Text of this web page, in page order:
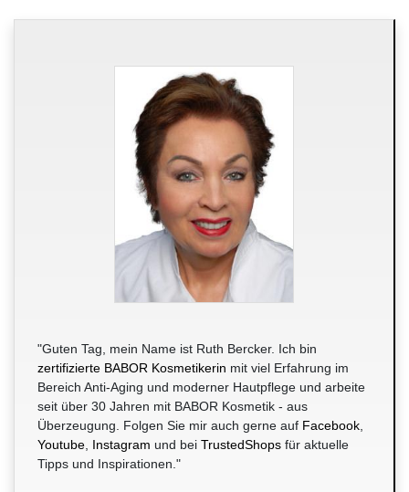
"Guten Tag, mein Name ist Ruth Bercker. Ich bin
zertifizierte BABOR Kosmetikerin mit viel Erfahrung im
Bereich Anti-Aging und moderner Hautpflege und arbeite
seit über 30 Jahren mit BABOR Kosmetik - aus
Überzeugung. Folgen Sie mir auch gerne auf Facebook
Youtube Instagram und bei TrustedShops für aktuelle
Tipps und Inspirationen."